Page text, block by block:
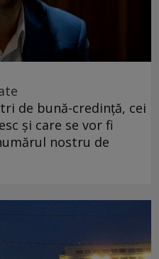
de bună-credință, cei
și care se vor fi
nostru de